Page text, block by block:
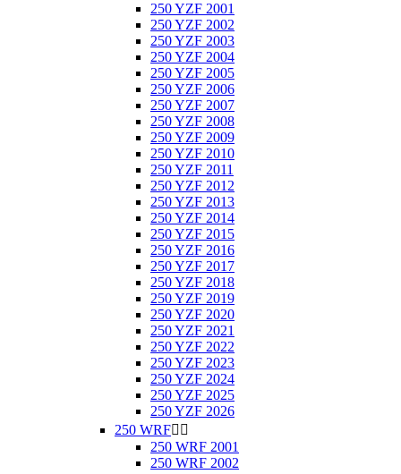
250 YZF 2001
250 YZF 2002
250 YZF 2003
250 YZF 2004
250 YZF 2005
250 YZF 2006
250 YZF 2007
250 YZF 2008
250 YZF 2009
250 YZF 2010
250 YZF 2011
250 YZF 2012
250 YZF 2013
250 YZF 2014
250 YZF 2015
250 YZF 2016
250 YZF 2017
250 YZF 2018
250 YZF 2019
250 YZF 2020
250 YZF 2021
250 YZF 2022
250 YZF 2023
250 YZF 2024
250 YZF 2025
250 YZF 2026
250 WRF 
250 WRF 2001
250 WRF 2002